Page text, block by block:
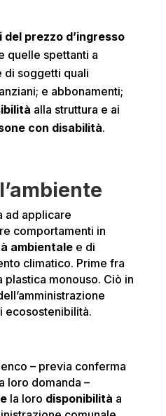
del prezzo d’ingresso
quelle spettanti a
di soggetti quali
e abbonamenti;
alla struttura e ai
con disabilità.
ad applicare
comportamenti in
ambientalee di
climatico. Prime fra
plastica monouso. Ciò in
ecosostenibilità.
– previa conferma
loro domanda –
la loro disponibilità a